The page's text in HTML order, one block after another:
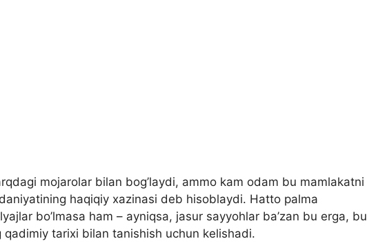
mojarolar bilan bog’laydi, ammo kam odam bu mamlakatni
haqiqiy xazinasi deb hisoblaydi. Hatto palma
bo’lmasa ham – ayniqsa, jasur sayyohlar ba’zan bu erga, bu
tarixi bilan tanishish uchun kelishadi.